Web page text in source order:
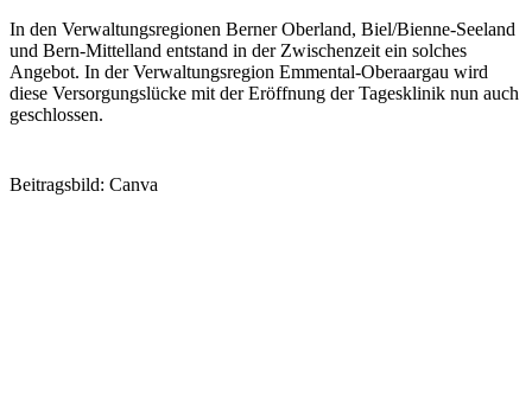
In den Verwaltungsregionen Berner Oberland, Biel/Bienne-Seeland
und Bern-Mittelland entstand in der Zwischenzeit ein solches
Angebot. In der Verwaltungsregion Emmental-Oberaargau wird
diese Versorgungslücke mit der Eröffnung der Tagesklinik nun auch
geschlossen.
Beitragsbild: Canva